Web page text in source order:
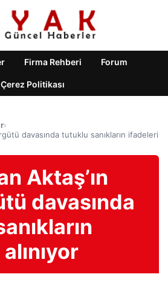
Firma Rehberi Forum
Çerez Politikası
›
davasında tutuklu sanıkların ifadeleri
Aktaş’ın
davasında